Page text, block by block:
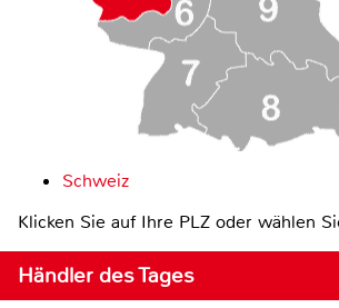
Schweiz
Klicken Sie auf Ihre PLZ oder wählen
Händler des Tages